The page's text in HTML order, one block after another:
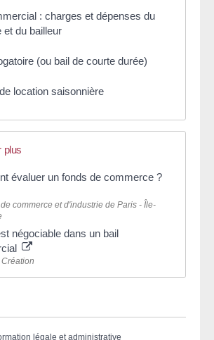
: charges et dépenses du
et du bailleur
(ou bail de courte durée)
location saisonnière
plus
évaluer un fonds de commerce ?
commerce et d'industrie de Paris - Île-
négociable dans un bail
légale et administrative